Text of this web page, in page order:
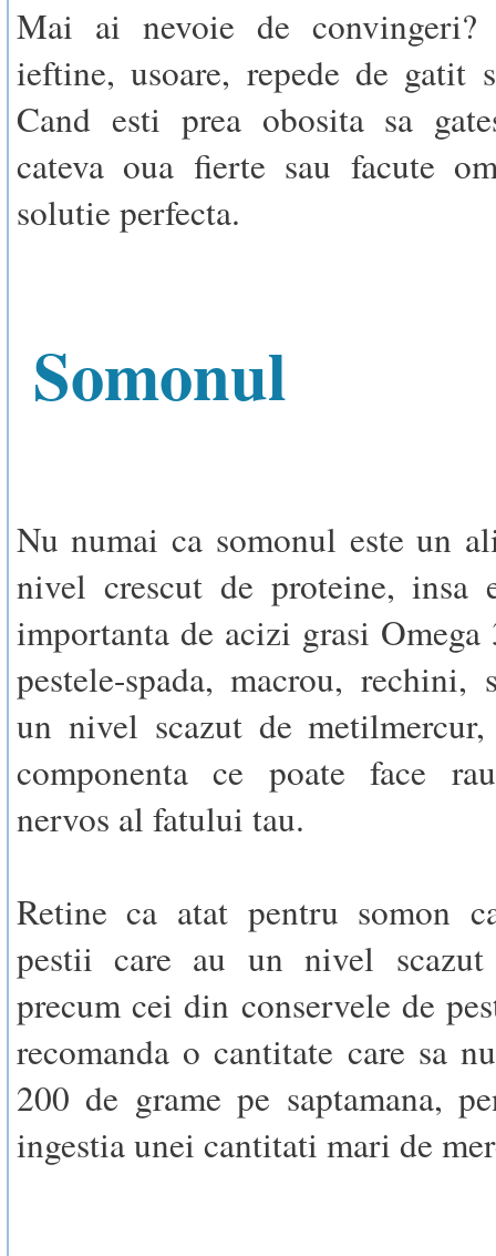
Mai ai nevoie de convingeri?
ieftine, usoare, repede de gatit
Cand esti prea obosita sa
cateva oua fierte sau facute
solutie perfecta.
Somonul
Nu numai ca somonul este un
nivel crescut de proteine, insa
importanta de acizi grasi Omega
pestele-spada, macrou, rechini,
un nivel scazut de
componenta ce poate face
nervos al fatului tau.
Retine ca atat pentru somon
pestii care au un nivel scazut
precum cei din conservele de
recomanda o cantitate care sa
200 de grame pe saptamana,
ingestia unei cantitati mari de